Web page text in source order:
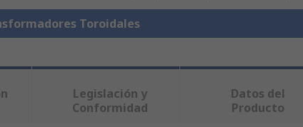
Toroidales
Legislación y
Conformidad
Datos del
Producto